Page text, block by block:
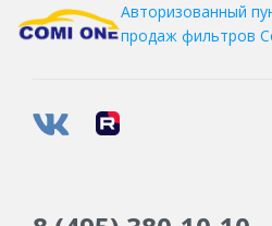
Авторизованный
продаж фильтров